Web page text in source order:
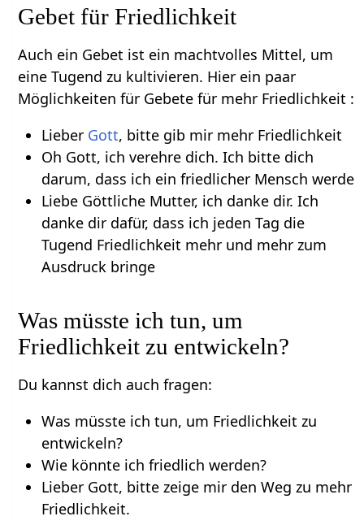
Gebet für Friedlichkeit
Auch ein Gebet ist ein machtvolles Mittel, um
eine Tugend zu kultivieren. Hier ein paar
Möglichkeiten für Gebete für mehr Friedlichkeit :
Lieber Gott, bitte gib mir mehr Friedlichkeit
Oh Gott, ich verehre dich. Ich bitte dich
darum, dass ich ein friedlicher Mensch werde
Liebe Göttliche Mutter, ich danke dir. Ich
danke dir dafür, dass ich jeden Tag die
Tugend Friedlichkeit mehr und mehr zum
Ausdruck bringe
Was müsste ich tun, um
Friedlichkeit zu entwickeln?
Du kannst dich auch fragen:
Was müsste ich tun, um Friedlichkeit zu
entwickeln?
Wie könnte ich friedlich werden?
Lieber Gott, bitte zeige mir den Weg zu mehr
Friedlichkeit.